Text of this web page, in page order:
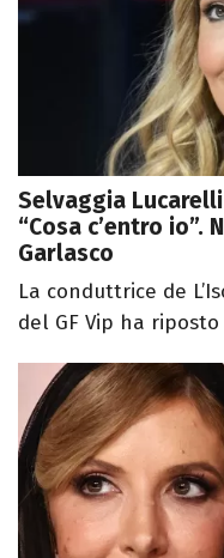
Selvaggia
“Cosa c’entro io”.
Garlasco
La conduttrice de
del GF Vip ha